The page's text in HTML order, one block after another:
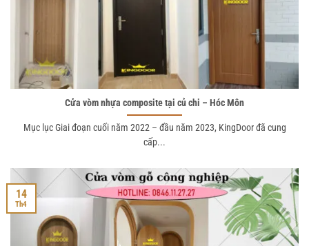
Cửa vòm nhựa composite tại củ chi – Hóc Môn
Mục lục Giai đoạn cuối năm 2022 – đầu năm 2023, KingDoor đã cung
cấp...
14
Th4